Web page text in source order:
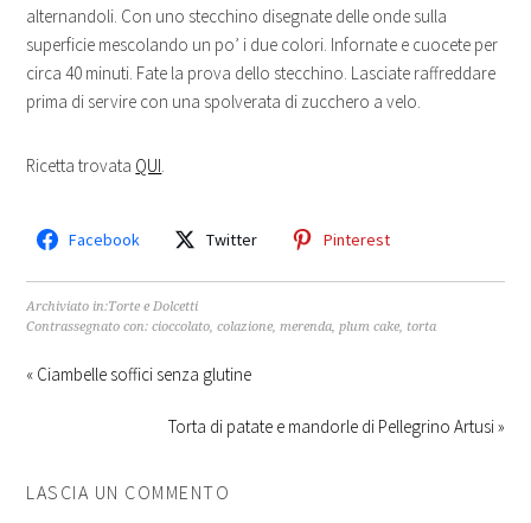
alternandoli. Con uno stecchino disegnate delle onde sulla
superficie mescolando un po’ i due colori. Infornate e cuocete per
circa 40 minuti. Fate la prova dello stecchino. Lasciate raffreddare
prima di servire con una spolverata di zucchero a velo.
Ricetta trovata QUI
Facebook Twitter Pinterest
Archiviato in:Torte e Dolcetti
Contrassegnato con:cioccolato ,colazione merenda plum cake torta
« Ciambelle soffici senza glutine
Torta di patate e mandorle di Pellegrino Artusi »
LASCIA UN COMMENTO